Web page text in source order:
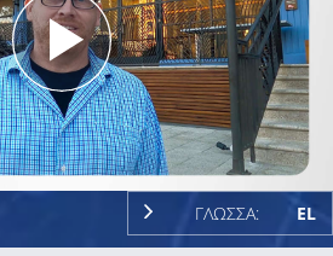
Play
Video
ΓΛΩΣΣΑ: EL